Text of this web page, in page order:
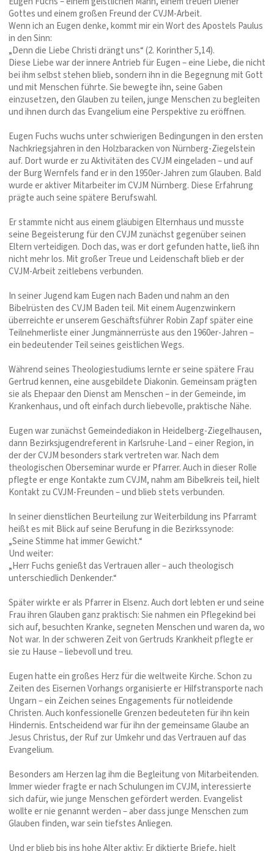
Gottes und einem großen Freund der CVJM-Arbeit.
Wenn ich an Eugen denke, kommt mir ein Wort des Apostels Paulus
in den Sinn:
„Denn die Liebe Christi drängt uns“ (2. Korinther 5,14).
Diese Liebe war der innere Antrieb für Eugen – eine Liebe, die nicht
bei ihm selbst stehen blieb, sondern ihn in die Begegnung mit Gott
und mit Menschen führte. Sie bewegte ihn, seine Gaben
einzusetzen, den Glauben zu teilen, junge Menschen zu begleiten
und ihnen durch das Evangelium eine Perspektive zu eröffnen.
Eugen Fuchs wuchs unter schwierigen Bedingungen in den ersten
Nachkriegsjahren in den Holzbaracken von Nürnberg-Ziegelstein
auf. Dort wurde er zu Aktivitäten des CVJM eingeladen – und auf
der Burg Wernfels fand er in den 1950er-Jahren zum Glauben. Bald
wurde er aktiver Mitarbeiter im CVJM Nürnberg. Diese Erfahrung
prägte auch seine spätere Berufswahl.
Er stammte nicht aus einem gläubigen Elternhaus und musste
seine Begeisterung für den CVJM zunächst gegenüber seinen
Eltern verteidigen. Doch das, was er dort gefunden hatte, ließ ihn
nicht mehr los. Mit großer Treue und Leidenschaft blieb er der
CVJM-Arbeit zeitlebens verbunden.
In seiner Jugend kam Eugen nach Baden und nahm an den
Bibelrüsten des CVJM Baden teil. Mit einem Augenzwinkern
überreichte er unserem Geschäftsführer Robin Zapf später eine
Teilnehmerliste einer Jungmännerrüste aus den 1960er-Jahren –
ein bedeutender Teil seines geistlichen Wegs.
Während seines Theologiestudiums lernte er seine spätere Frau
Gertrud kennen, eine ausgebildete Diakonin. Gemeinsam prägten
sie als Ehepaar den Dienst am Menschen – in der Gemeinde, im
Krankenhaus, und oft einfach durch liebevolle, praktische Nähe.
Eugen war zunächst Gemeindediakon in Heidelberg-Ziegelhausen,
dann Bezirksjugendreferent in Karlsruhe-Land – einer Region, in
der der CVJM besonders stark vertreten war. Nach dem
theologischen Oberseminar wurde er Pfarrer. Auch in dieser Rolle
pflegte er enge Kontakte zum CVJM, nahm am Bibelkreis teil, hielt
Kontakt zu CVJM-Freunden – und blieb stets verbunden.
In seiner dienstlichen Beurteilung zur Weiterbildung ins Pfarramt
heißt es mit Blick auf seine Berufung in die Bezirkssynode:
„Seine Stimme hat immer Gewicht.“
Und weiter:
„Herr Fuchs genießt das Vertrauen aller – auch theologisch
unterschiedlich Denkender.“
Später wirkte er als Pfarrer in Elsenz. Auch dort lebten er und seine
Frau ihren Glauben ganz praktisch: Sie nahmen ein Pflegekind bei
sich auf, besuchten Kranke, segneten Menschen und waren da, wo
Not war. In der schweren Zeit von Gertruds Krankheit pflegte er
sie zu Hause – liebevoll und treu.
Eugen hatte ein großes Herz für die weltweite Kirche. Schon zu
Zeiten des Eisernen Vorhangs organisierte er Hilfstransporte nach
Ungarn – ein Zeichen seines Engagements für notleidende
Christen. Auch konfessionelle Grenzen bedeuteten für ihn kein
Hindernis. Entscheidend war für ihn der gemeinsame Glaube an
Jesus Christus, der Ruf zur Umkehr und das Vertrauen auf das
Evangelium.
Besonders am Herzen lag ihm die Begleitung von Mitarbeitenden.
Immer wieder fragte er nach Schulungen im CVJM, interessierte
sich dafür, wie junge Menschen gefördert werden. Evangelist
wollte er nie genannt werden – aber dass junge Menschen zum
Glauben finden, war sein tiefstes Anliegen.
Und er blieb bis ins hohe Alter aktiv: Er diktierte Briefe, hielt